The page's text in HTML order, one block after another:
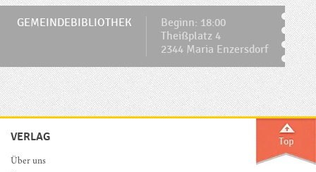
GEMEINDEBIBLIOTHEK
Beginn: 18:00
Theißplatz 4
2344 Maria Enzersdorf
VERLAG
Über uns